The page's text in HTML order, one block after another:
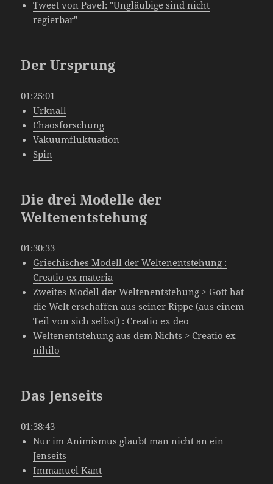
Tweet von Pavel: "Ungläubige sind nicht
regierbar"
Der Ursprung
01:25:01
Urknall
Chaosforschung
Vakuumfluktuation
Spin
Die drei Modelle der
Weltenentstehung
01:30:33
Griechisches Modell der Weltenentstehung :
Creatio ex materia
Zweites Modell der Weltenentstehung > Gott hat
die Welt erschaffen aus seiner Rippe (aus einem
Teil von sich selbst) : Creatio ex deo
Weltenentstehung aus dem Nichts > Creatio ex
nihilo
Das Jenseits
01:38:43
Nur im Animismus glaubt man nicht an ein
Jenseits
Immanuel Kant